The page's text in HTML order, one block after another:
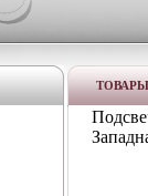
ТОВАРЫ